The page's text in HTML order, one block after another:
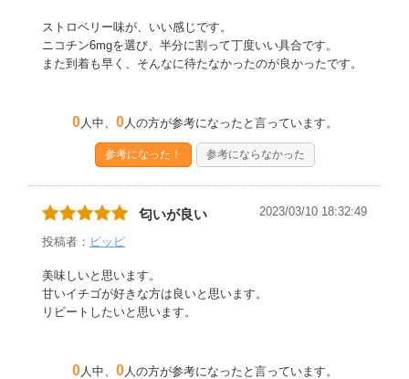
ストロベリー味が、いい感じです。
ニコチン6mgを選び、半分に割って丁度いい具合です。
また到着も早く、そんなに待たなかったのが良かったです。
0人中、 0人の方が参考になったと言っています。
参考になった！ 参考にならなかった
匂いが良い 2023/03/10 18:32:49
投稿者： ピッピ
美味しいと思います。
甘いイチゴが好きな方は良いと思います。
リピートしたいと思います。
0人中、 0人の方が参考になったと言っています。